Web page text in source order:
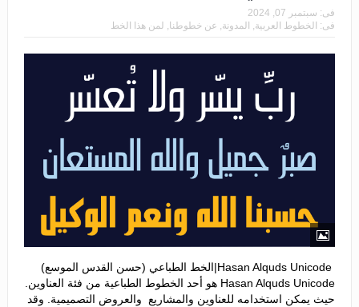
فى: سبتمبر 07, 2024
فى: الخطوط العربية المدونة عن خطوطنا لمن هذا الخط
Hasan Alquds Unicode|الخط الطباعي (حسن القدس الموسع)
Hasan Alquds Unicode هو أحد الخطوط الطباعية من فئة العناوين.
حيث يمكن استخدامه للعناوين والمشاريع والعروض التصميمية. وقد